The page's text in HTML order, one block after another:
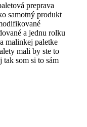
preprava
samotný produkt
a jednu rolku
malinkej paletke
mali by ste to
tak som si to sám